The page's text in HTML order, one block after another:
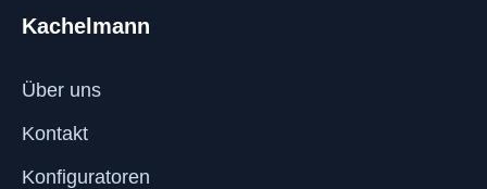
Kachelmann
Über uns
Kontakt
Konfiguratoren